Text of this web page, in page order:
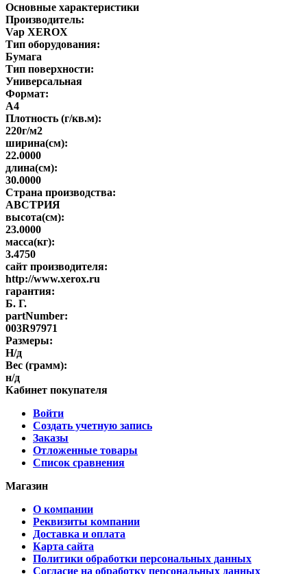
Основные характеристики
Производитель:
Vap XEROX
Тип оборудования:
Бумага
Тип поверхности:
Универсальная
Формат:
A4
Плотность (г/кв.м):
220г/м2
ширина(см):
22.0000
длина(см):
30.0000
Страна производства:
АВСТРИЯ
высота(см):
23.0000
масса(кг):
3.4750
сайт производителя:
http://www.xerox.ru
гарантия:
Б. Г.
partNumber:
003R97971
Размеры:
Н/д
Вес (грамм):
н/д
Кабинет покупателя
Войти
Создать учетную запись
Заказы
Отложенные товары
Список сравнения
Магазин
О компании
Реквизиты компании
Доставка и оплата
Карта сайта
Политики обработки персональных данных
Согласие на обработку персональных данных